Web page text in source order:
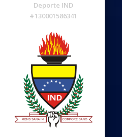
Deporte IND
#130001586341